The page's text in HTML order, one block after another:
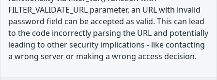
FILTER_VALIDATE_URL parameter, an URL with invalid
password field can be accepted as valid. This can lead
to the code incorrectly parsing the URL and potentially
leading to other security implications - like contacting
a wrong server or making a wrong access decision.